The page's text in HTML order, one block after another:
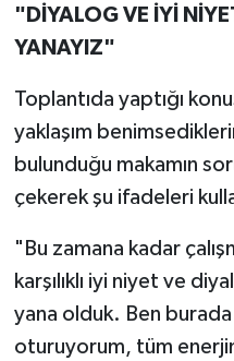
"DİYALOG VE İYİ
YANAYIZ"
Toplantıda yaptığı
yaklaşım
bulunduğu makamın
çekerek şu ifadeleri
"Bu zamana kadar
karşılıklı iyi niyet ve
yana olduk. Ben
oturuyorum, tüm